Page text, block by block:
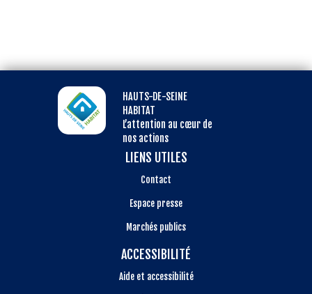
HAUTS-DE-SEINE
HABITAT
L’attention au cœur de
nos actions
LIENS UTILES
Contact
Espace presse
Marchés publics
ACCESSIBILITÉ
Aide et accessibilité